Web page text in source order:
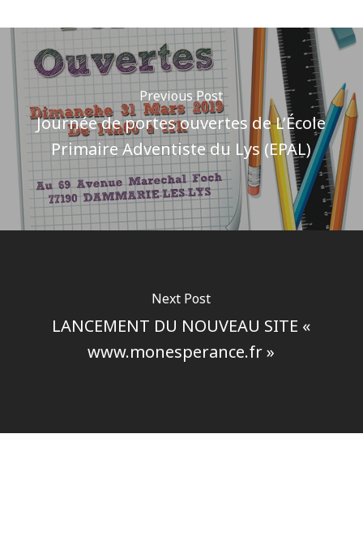
Previous Post
Journée de portes ouvertes de L’École
Primaire Adventiste du Lys (EPAL)
Next Post
LANCEMENT DU NOUVEAU SITE «
www.monesperance.fr »